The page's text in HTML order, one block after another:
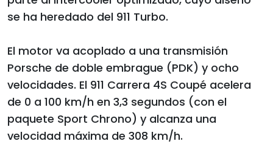
se ha heredado del 911 Turbo.
El motor va acoplado a una transmisión
Porsche de doble embrague (PDK) y ocho
velocidades. El 911 Carrera 4S Coupé acelera
de 0 a 100 km/h en 3,3 segundos (con el
paquete Sport Chrono) y alcanza una
velocidad máxima de 308 km/h.